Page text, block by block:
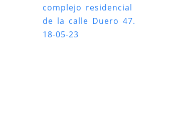
complejo residencial
de la calle Duero 47.
18-05-23